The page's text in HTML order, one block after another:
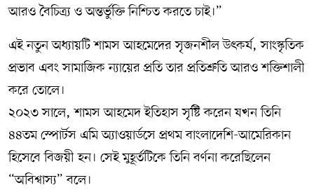
আরও বৈচিত্র্য ও অন্তর্ভুক্তি নিশ্চিত করতে চাই।”
এই নতুন অধ্যায়টি শামস আহমেদের সৃজনশীল উৎকর্ষ, সাংস্কৃতিক
প্রভাব এবং সামাজিক ন্যায়ের প্রতি তার প্রতিশ্রুতি আরও শক্তিশালী
করে তোলে।
২০২৩ সালে, শামস আহমেদ ইতিহাস সৃষ্টি করেন যখন তিনি
৪৪তম স্পোর্টস এমি অ্যাওয়ার্ডসে প্রথম বাংলাদেশি-আমেরিকান
হিসেবে বিজয়ী হন। সেই মুহূর্তটিকে তিনি বর্ণনা করেছিলেন
“অবিশ্বাস্য” বলে।